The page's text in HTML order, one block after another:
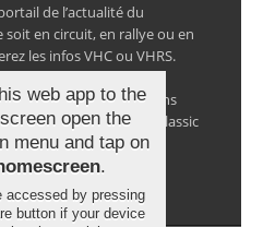
de l’actualité du
en circuit, en rallye ou en
les infos VHC ou VHRS.
des épreuves ainsi que
la voiture ancienne, sans
avec notre partenaire Classic
web app to the
open the
menu and tap on
.
accessed by pressing
button if your device